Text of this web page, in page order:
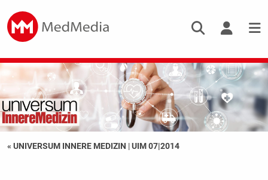
« UNIVERSUM INNERE MEDIZIN |UIM 07|2014